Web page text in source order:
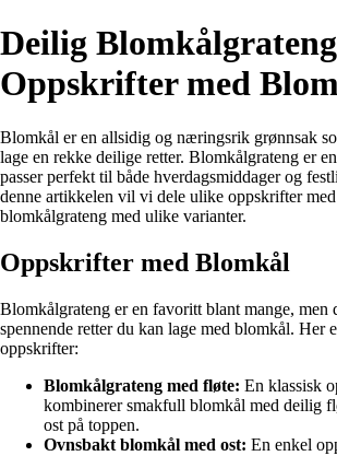
Deilig
Oppskrifter med
Blomkål er en allsidig og næringsrik grønnsak
lage en rekke deilige retter. Blomkålgrateng er
passer perfekt til både hverdagsmiddager og
denne artikkelen vil vi dele ulike oppskrifter
blomkålgrateng med ulike varianter.
Oppskrifter med Blomkål
Blomkålgrateng er en favoritt blant mange, men
spennende retter du kan lage med blomkål. Her
oppskrifter:
Blomkålgrateng med fløte: En klassisk
kombinerer smakfull blomkål med deilig
ost på toppen.
Ovnsbakt blomkål med ost: En enkel